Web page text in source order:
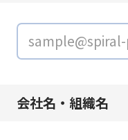
会社名・組織名